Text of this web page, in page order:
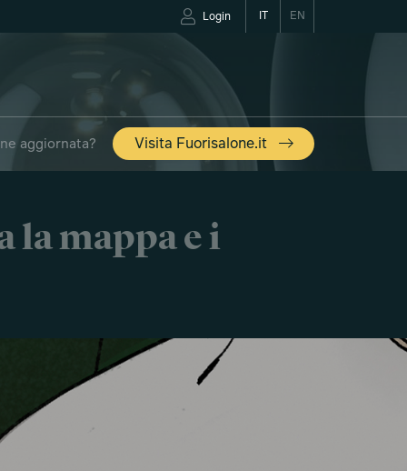
EN
Login
aggiornata? Visita Fuorisalone.it
la mappa e i